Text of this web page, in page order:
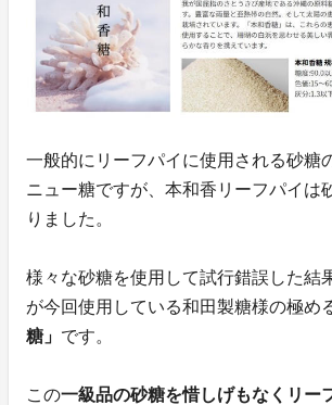
一般的にリーフパイに使用される砂糖
ニュー糖ですが、本和香リーフパイは
りました。
様々な砂糖を使用して試行錯誤した結
が今回使用している和田製糖様の極め
糖」 です。
この一級品の砂糖を惜しげもなくリー